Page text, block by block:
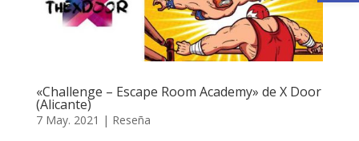
«Challenge – Escape Room Academy» de X Door
(Alicante)
7 May. 2021 | Reseña